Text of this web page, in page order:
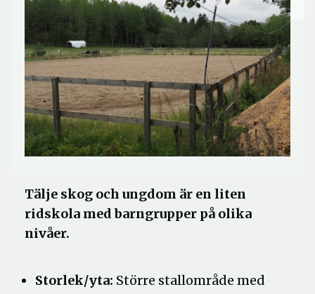
Tälje skog och ungdom är en liten
ridskola med barngrupper på olika
nivåer.
Storlek/yta: Större stallområde med